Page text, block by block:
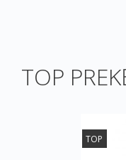
TOP
TOP